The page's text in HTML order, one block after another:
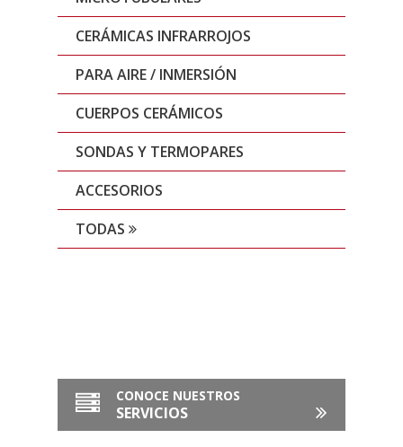
CERÁMICAS INFRARROJOS
PARA AIRE / INMERSIÓN
CUERPOS CERÁMICOS
SONDAS Y TERMOPARES
ACCESORIOS
TODAS
CONOCE NUESTROS
SERVICIOS